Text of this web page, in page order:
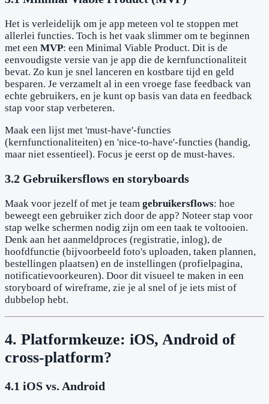
Het is verleidelijk om je app meteen vol te stoppen met
allerlei functies. Toch is het vaak slimmer om te beginnen
met een MVP: een Minimal Viable Product. Dit is de
eenvoudigste versie van je app die de kernfunctionaliteit
bevat. Zo kun je snel lanceren en kostbare tijd en geld
besparen. Je verzamelt al in een vroege fase feedback van
echte gebruikers, en je kunt op basis van data en feedback
stap voor stap verbeteren.
Maak een lijst met 'must-have'-functies
(kernfunctionaliteiten) en 'nice-to-have'-functies (handig,
maar niet essentieel). Focus je eerst op de must-haves.
3.2 Gebruikersflows en storyboards
Maak voor jezelf of met je team gebruikersflows: hoe
beweegt een gebruiker zich door de app? Noteer stap voor
stap welke schermen nodig zijn om een taak te voltooien.
Denk aan het aanmeldproces (registratie, inlog), de
hoofdfunctie (bijvoorbeeld foto's uploaden, taken plannen,
bestellingen plaatsen) en de instellingen (profielpagina,
notificatievoorkeuren). Door dit visueel te maken in een
storyboard of wireframe, zie je al snel of je iets mist of
dubbelop hebt.
4. Platformkeuze: iOS, Android of
cross-platform?
4.1 iOS vs. Android